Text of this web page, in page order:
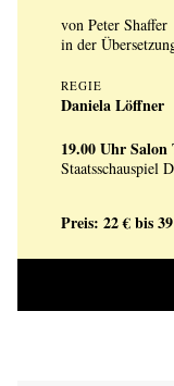
von Peter Shaffer
in der
REGIE
Daniela Löffner
19.00 UhrSalon
Staatsschauspiel
Preis: 22 € bis